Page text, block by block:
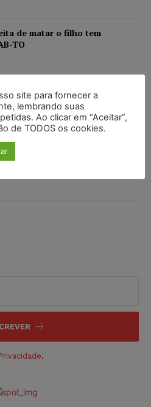
de matar o filho tem
TO
CBS na compra de veículos
e autistas de todos os
justa causa de empregado que
.
site para fornecer a
lembrando suas
Ao clicar em “Aceitar”,
de TODOS os cookies.